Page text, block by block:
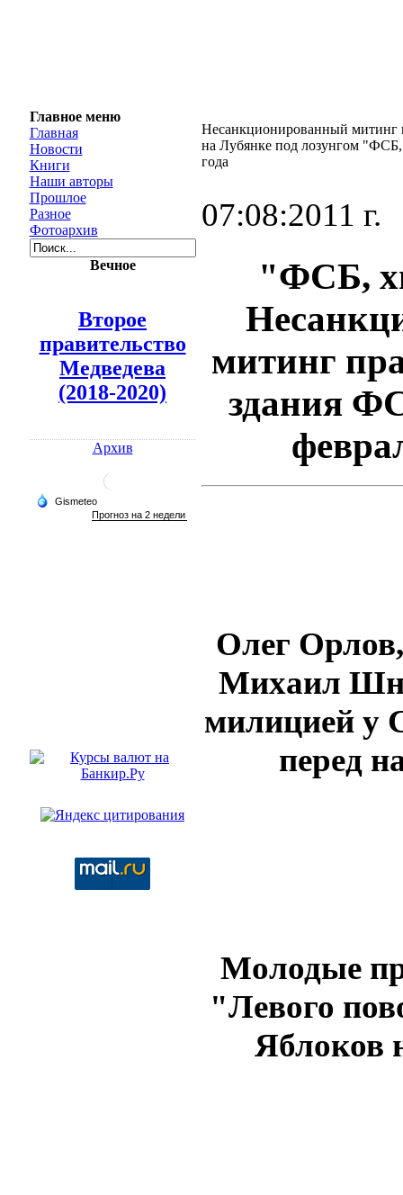
Главное меню
Главная
Новости
Книги
Наши авторы
Прошлое
Разное
Фотоархив
Вечное
Второе
правительство
Медведева
(2018-2020)
Архив
Несанкционированный митинг
на Лубянке под лозунгом "ФСБ,
года
07:08:2011 г.
"ФСБ,
митинг
здания
Олег
Михаил
милицией у
перед
Молодые
"Левого
Яблоков